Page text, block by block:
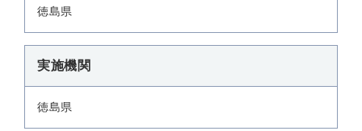
徳島県
実施機関
徳島県